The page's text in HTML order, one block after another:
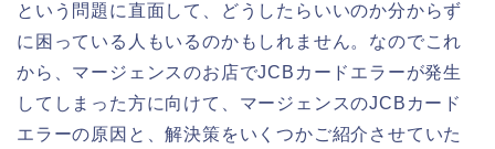
という問題に直面して、どうしたらいいのか分からず
に困っている人もいるのかもしれません。なのでこれ
から、マージェンスのお店でJCBカードエラーが発生
してしまった方に向けて、マージェンスのJCBカード
エラーの原因と、解決策をいくつかご紹介させていた